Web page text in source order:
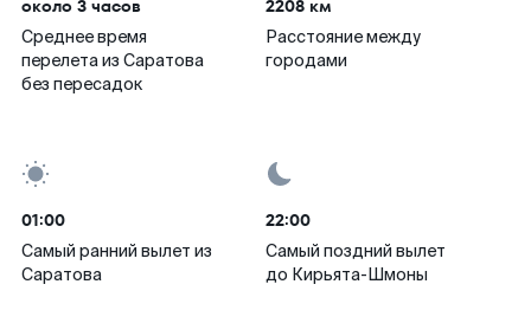
около 3 часов
Среднее время
перелета из Саратова
без пересадок
2208 км
Расстояние между
городами
01:00
Самый ранний вылет из
Саратова
22:00
Самый поздний вылет
до Кирьята-Шмоны